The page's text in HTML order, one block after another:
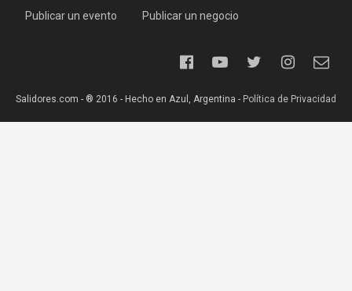
Publicar un evento Publicar un negocio
Salidores.com - ® 2016 - Hecho en Azul, Argentina - Política de Privacidad